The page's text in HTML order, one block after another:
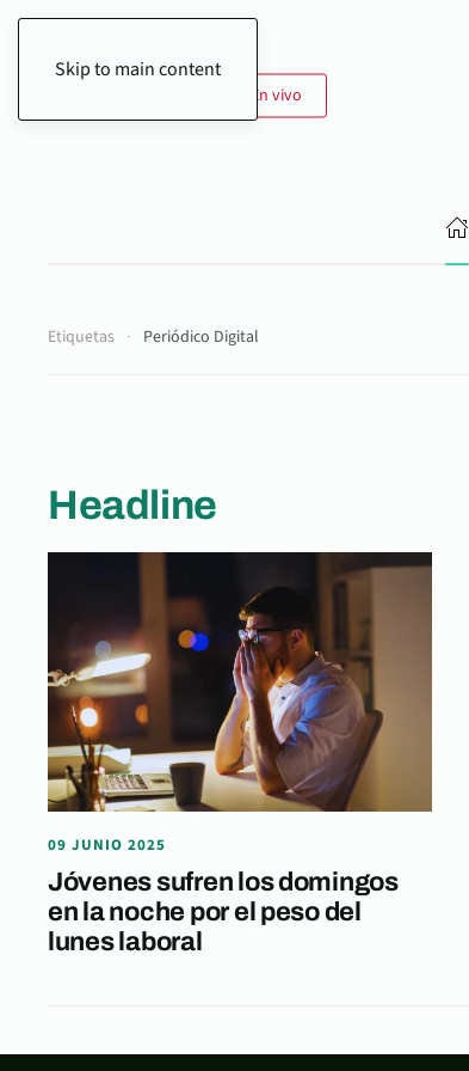
Skip to main content
En vivo
Etiquetas Periódico Digital
Headline
09 JUNIO 2025
Jóvenes sufren los domingos
en la noche por el peso del
lunes laboral